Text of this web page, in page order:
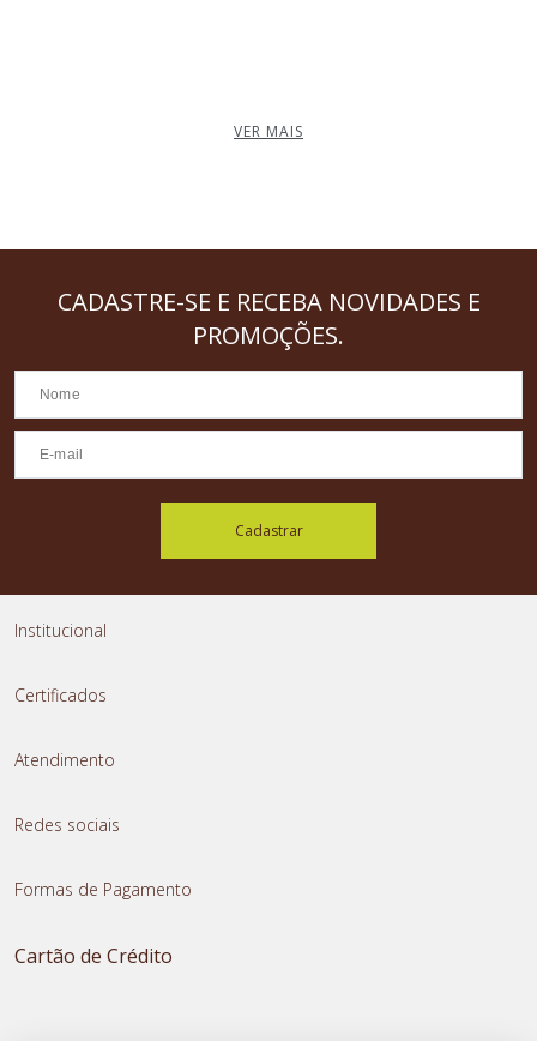
VER MAIS
CADASTRE-SE E RECEBA NOVIDADES E
PROMOÇÕES.
Cadastrar
Institucional
Certificados
Atendimento
Redes sociais
Formas de Pagamento
Cartão de Crédito